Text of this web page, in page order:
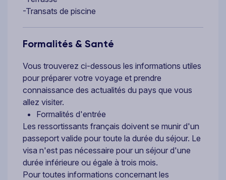
-Transats de piscine
Formalités & Santé
Vous trouverez ci-dessous les informations utiles
pour préparer votre voyage et prendre
connaissance des actualités du pays que vous
allez visiter.
Formalités d'entrée
Les ressortissants français doivent se munir d'un
passeport valide pour toute la durée du séjour. Le
visa n'est pas nécessaire pour un séjour d'une
durée inférieure ou égale à trois mois.
Pour toutes informations concernant les